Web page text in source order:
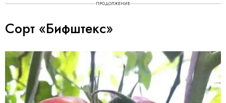
ПРОДОЛЖЕНИЕ
Сорт «Бифштекс»